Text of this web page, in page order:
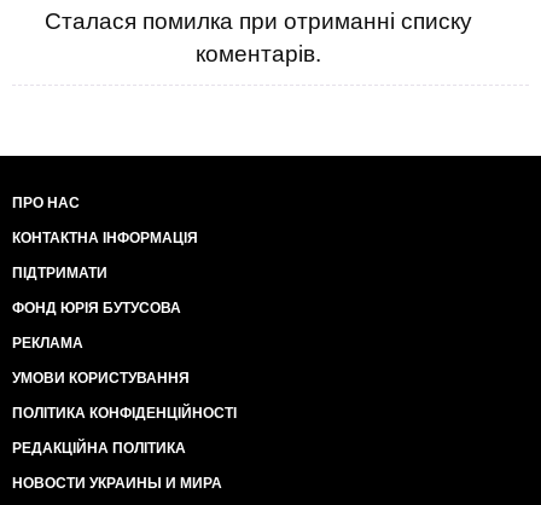
Сталася помилка при отриманні списку
коментарів.
ПРО НАС
КОНТАКТНА ІНФОРМАЦІЯ
ПІДТРИМАТИ
ФОНД ЮРІЯ БУТУСОВА
РЕКЛАМА
УМОВИ КОРИСТУВАННЯ
ПОЛІТИКА КОНФІДЕНЦІЙНОСТІ
РЕДАКЦІЙНА ПОЛІТИКА
НОВОСТИ УКРАИНЫ И МИРА